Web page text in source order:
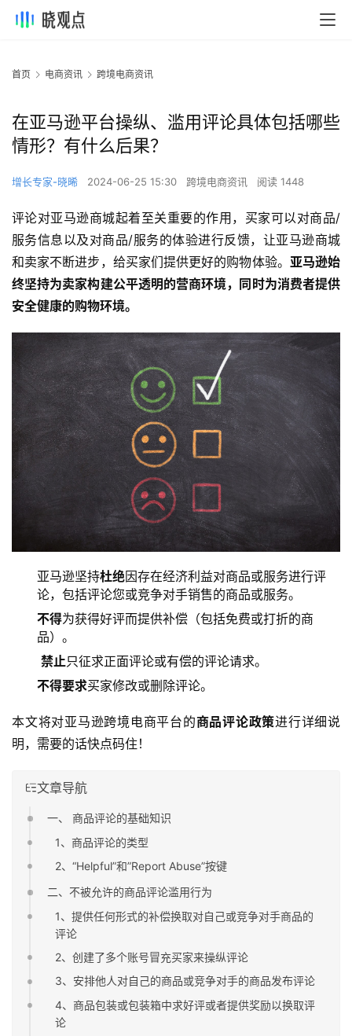
首页 电商资讯 跨境电商资讯
在亚马逊平台操纵、滥用评论具体包括哪些
情形？有什么后果？
增长专家-晓晞 2024-06-25 15:30 跨境电商资讯 阅读 1448
评论对亚马逊商城起着至关重要的作用，买家可以对商品/
服务信息以及对商品/服务的体验进行反馈，让亚马逊商城
和卖家不断进步，给买家们提供更好的购物体验。 亚马逊始
终坚持为卖家构建公平透明的营商环境，同时为消费者提供
安全健康的购物环境。
亚马逊坚持杜绝因存在经济利益对商品或服务进行评
论，包括评论您或竞争对手销售的商品或服务。
不得为获得好评而提供补偿（包括免费或打折的商
品）。
禁止只征求正面评论或有偿的评论请求。
不得要求买家修改或删除评论。
本文将对亚马逊跨境电商平台的商品评论政策进行详细说
明，需要的话快点码住！
文章导航
一、 商品评论的基础知识
1、商品评论的类型
2、“Helpful”和”Report Abuse”按键
二、不被允许的商品评论滥用行为
1、提供任何形式的补偿换取对自己或竞争对手商品的
评论
2、创建了多个账号冒充买家来操纵评论
3、安排他人对自己的商品或竞争对手的商品发布评论
4、商品包装或包装箱中求好评或者提供奖励以换取评
论